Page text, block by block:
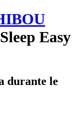
Easy
durante le